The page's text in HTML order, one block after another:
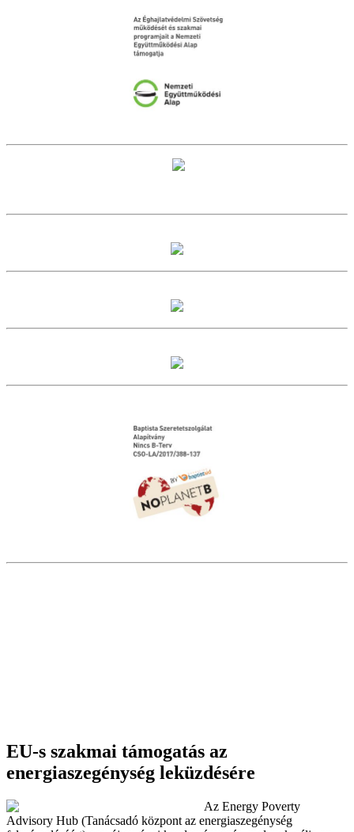
EU-s szakmai támogatás az
energiaszegénység leküzdésére
Az Energy Poverty
Advisory Hub (Tanácsadó központ az energiaszegénység